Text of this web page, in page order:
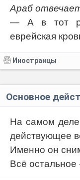
Араб
— А в тот
еврейская
Иностранцы
Основное
На самом деле
действующее
Именно он
Всё остальное